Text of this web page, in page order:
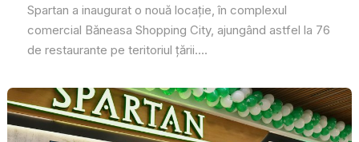
Spartan a inaugurat o nouă locație, în complexul
comercial Băneasa Shopping City, ajungând astfel la 76
de restaurante pe teritoriul țării....